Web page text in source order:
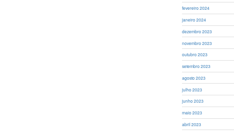
fevereiro 2024
janeiro 2024
dezembro 2023
novembro 2023
outubro 2023
setembro 2023
agosto 2023
julho 2023
junho 2023
maio 2023
abril 2023